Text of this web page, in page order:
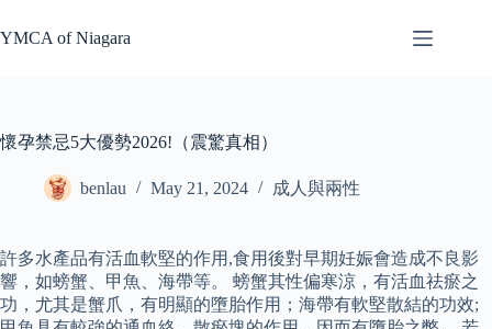
to
content
YMCA of Niagara
懷孕禁忌5大優勢2026!（震驚真相）
benlau May 21, 2024 成人與兩性
許多水產品有活血軟堅的作用,食用後對早期妊娠會造成不良影
響，如螃蟹、甲魚、海帶等。 螃蟹其性偏寒涼，有活血祛瘀之
功，尤其是蟹爪，有明顯的墮胎作用；海帶有軟堅散結的功效;